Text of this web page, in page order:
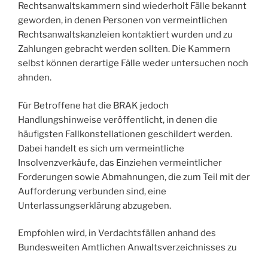
Rechtsanwaltskammern sind wiederholt Fälle bekannt
geworden, in denen Personen von vermeintlichen
Rechtsanwaltskanzleien kontaktiert wurden und zu
Zahlungen gebracht werden sollten. Die Kammern
selbst können derartige Fälle weder untersuchen noch
ahnden.
Für Betroffene hat die BRAK jedoch
Handlungshinweise veröffentlicht, in denen die
häufigsten Fallkonstellationen geschildert werden.
Dabei handelt es sich um vermeintliche
Insolvenzverkäufe, das Einziehen vermeintlicher
Forderungen sowie Abmahnungen, die zum Teil mit der
Aufforderung verbunden sind, eine
Unterlassungserklärung abzugeben.
Empfohlen wird, in Verdachtsfällen anhand des
Bundesweiten Amtlichen Anwaltsverzeichnisses zu